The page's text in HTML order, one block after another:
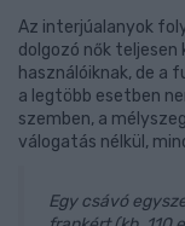
Az interjúalanyok
dolgozó nők
használóiknak, de a
a legtöbb esetben
szemben, a
válogatás nélkül,
Egy csávó